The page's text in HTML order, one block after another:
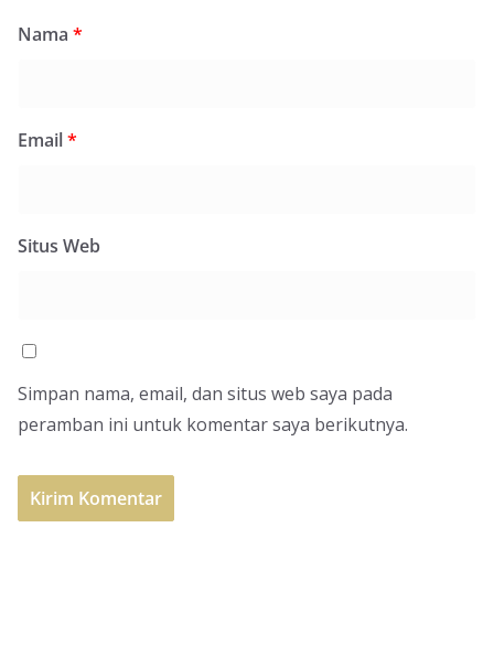
Nama *
Email*
Situs Web
Simpan nama, email, dan situs web saya pada
peramban ini untuk komentar saya berikutnya.